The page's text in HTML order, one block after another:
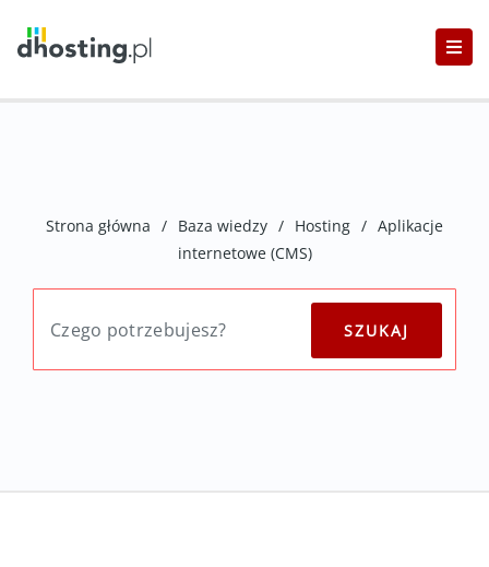
Strona główna / Baza wiedzy / Hosting / Aplikacje
internetowe (CMS)